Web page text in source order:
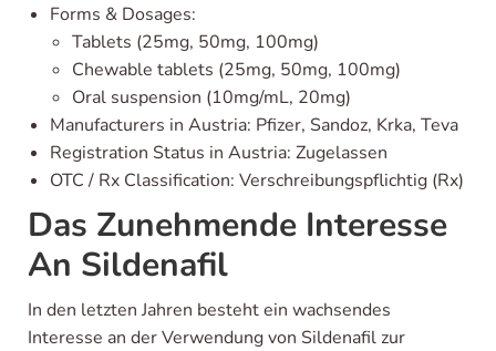
Forms & Dosages:
Tablets (25mg, 50mg, 100mg)
Chewable tablets (25mg, 50mg, 100mg)
Oral suspension (10mg/mL, 20mg)
Manufacturers in Austria: Pfizer, Sandoz, Krka, Teva
Registration Status in Austria: Zugelassen
OTC / Rx Classification: Verschreibungspflichtig (Rx)
Das Zunehmende Interesse
An Sildenafil
In den letzten Jahren besteht ein wachsendes
Interesse an der Verwendung von Sildenafil zur